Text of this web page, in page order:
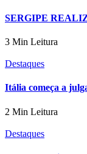
SERGIPE
3 Min Leitura
Destaques
Itália começa a
2 Min Leitura
Destaques